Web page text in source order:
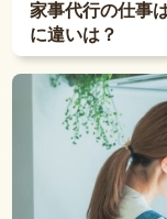
家事代行の仕事
に違いは？